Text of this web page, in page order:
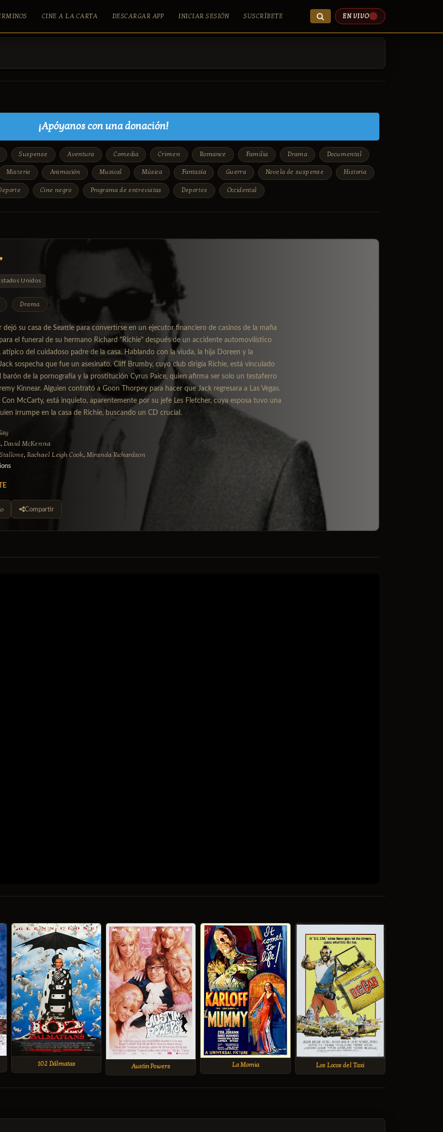
CINE A LA CARTA DESCARGAR APP INICIAR SESIÓN SUSCRÍBETE EN VIVO
¡Apóyanos con una donación!
Suspense Aventura Comedia Crimen Romance Familia Drama Documental
Misterio Animación Musical Música Fantasía Guerra Novela de suspense Historia
Cine negro Programa de entrevistas Deportes Occidental
Unidos
Drama
dejó su casa de Seattle para convertirse en un ejecutor financiero de casinos de la mafia
para el funeral de su hermano Richard "Richie" después de un accidente automovilístico
del cuidadoso padre de la casa. Hablando con la viuda, la hija Doreen y la
sospecha que fue un asesinato. Cliff Brumby, cuyo club dirigía Richie, está vinculado
barón de la pornografía y la prostitución Cyrus Paice, quien afirma ser solo un testaferro
Kinnear. Alguien contrató a Goon Thorpey para hacer que Jack regresara a Las Vegas.
Con McCarty, está inquieto, aparentemente por su jefe Les Fletcher, cuya esposa tuvo una
irrumpe en la casa de Richie, buscando un CD crucial.
, David McKenna
, Rachael Leigh Cook, Miranda Richardson
Compartir
102 Dálmatas Austin Powers La Momia Los Locos del Taxi